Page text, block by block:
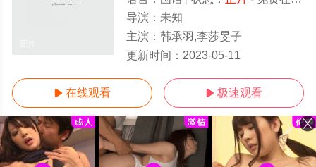
导演： 未知
主演： 韩承羽,李莎旻子
更新时间： 2023-05-11
 在线观看  极速观看